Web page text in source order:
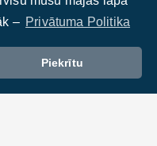
– Privātuma Politika
Piekrītu